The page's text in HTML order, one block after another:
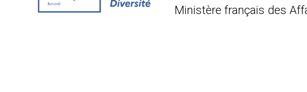
Ministère français des